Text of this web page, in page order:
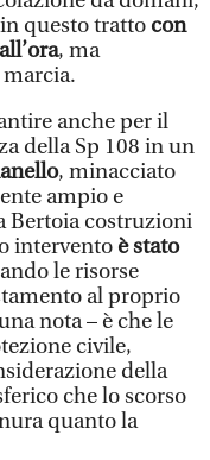
questo tratto con
, ma
anche per il
della Sp 108 in un
, minacciato
ampio e
Bertoia costruzioni
intervento è stato
le risorse
al proprio
nota – è che le
civile,
della
che lo scorso
quanto la